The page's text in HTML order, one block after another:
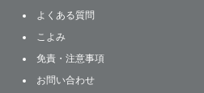
よくある質問
こよみ
免責・注意事項
お問い合わせ